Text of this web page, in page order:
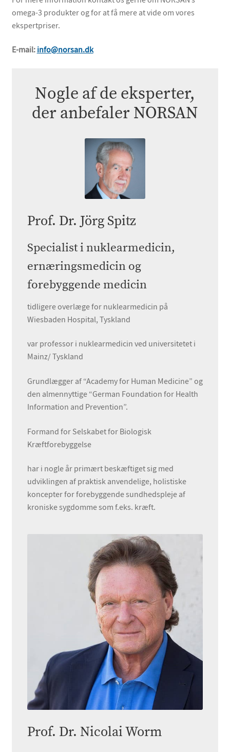
omega-3 produkter og for at få mere at vide om vores
ekspertpriser.
E-mail: info@norsan.dk
Nogle af de eksperter,
der anbefaler NORSAN
Prof. Dr. Jörg Spitz
Specialist i nuklearmedicin,
ernæringsmedicin og
forebyggende medicin
tidligere overlæge for nuklearmedicin på
Wiesbaden Hospital, Tyskland
var professor i nuklearmedicin ved universitetet i
Mainz/ Tyskland
Grundlægger af “Academy for Human Medicine” og
den almennyttige “German Foundation for Health
Information and Prevention”.
Formand for Selskabet for Biologisk
Kræftforebyggelse
har i nogle år primært beskæftiget sig med
udviklingen af praktisk anvendelige, holistiske
koncepter for forebyggende sundhedspleje af
kroniske sygdomme som f.eks. kræft.
Prof. Dr. Nicolai Worm